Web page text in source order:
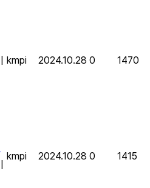
kmpi 2024.10.28 0 1470
kmpi 2024.10.28 0 1415